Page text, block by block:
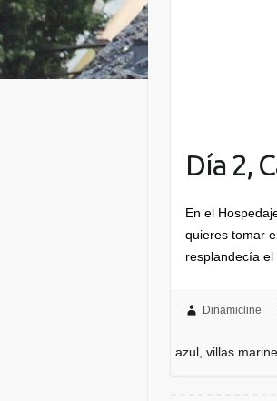
Día 2,
En el
quieres tomar
resplandecía
Dinamicline
azul, villas